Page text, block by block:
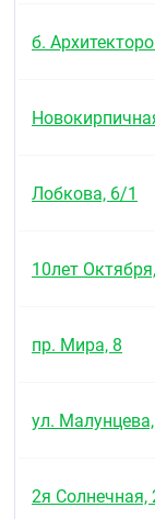
В настоящее
Форма
Гель для
По 5 мл в
в
Препарат
детей месте
Срок
3 года. Не
б.
Лобкова, 6/1
10лет
пр. Мира, 8
ул.
2я Солнечная,